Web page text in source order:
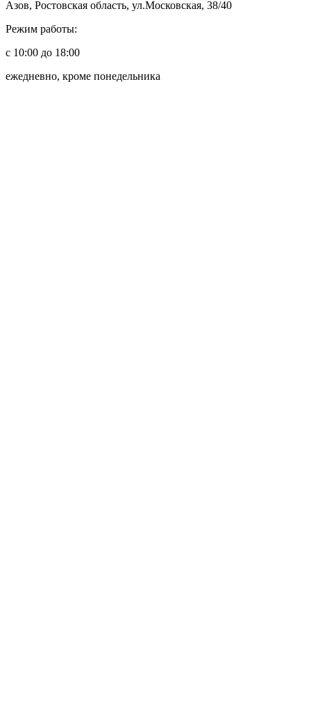
Азов, Ростовская область, ул.Московская, 38/40
Режим работы:
с 10:00 до 18:00
ежедневно, кроме понедельника